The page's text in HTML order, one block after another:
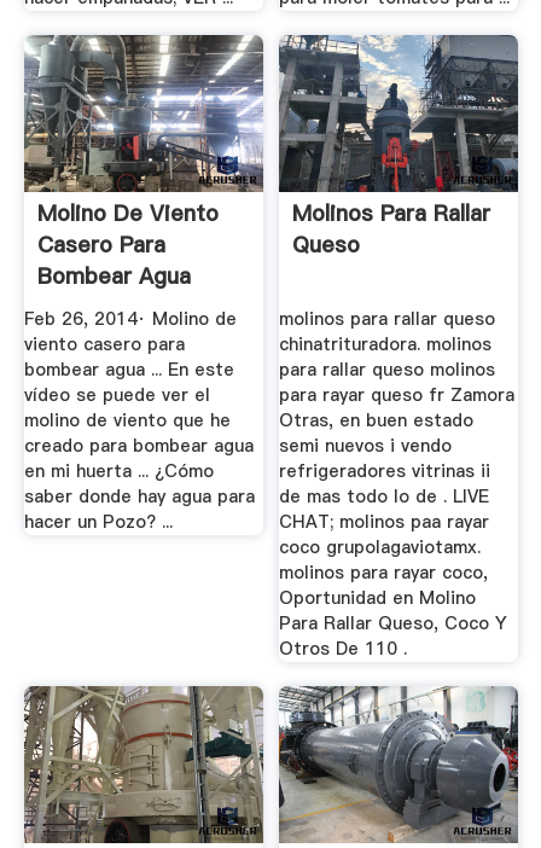
Molino De Viento
Casero Para
Bombear Agua
YouTube
Feb 26, 2014· Molino de
viento casero para
bombear agua ... En este
vídeo se puede ver el
molino de viento que he
creado para bombear agua
en mi huerta ... ¿Cómo
saber donde hay agua para
hacer un Pozo? ...
Molinos Para Rallar
Queso
molinos para rallar queso
chinatrituradora. molinos
para rallar queso molinos
para rayar queso fr Zamora
Otras, en buen estado
semi nuevos i vendo
refrigeradores vitrinas ii
de mas todo lo de . LIVE
CHAT; molinos paa rayar
coco grupolagaviotamx.
molinos para rayar coco,
Oportunidad en Molino
Para Rallar Queso, Coco Y
Otros De 110 .